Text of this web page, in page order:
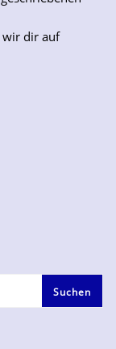
wir dir auf
Suchen